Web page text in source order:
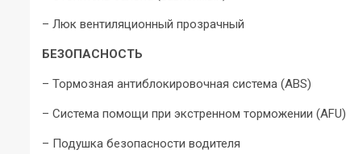
– Люк вентиляционный прозрачный
БЕЗОПАСНОСТЬ
– Тормозная антиблокировочная система (ABS)
– Система помощи при экстренном торможении (AFU)
– Подушка безопасности водителя